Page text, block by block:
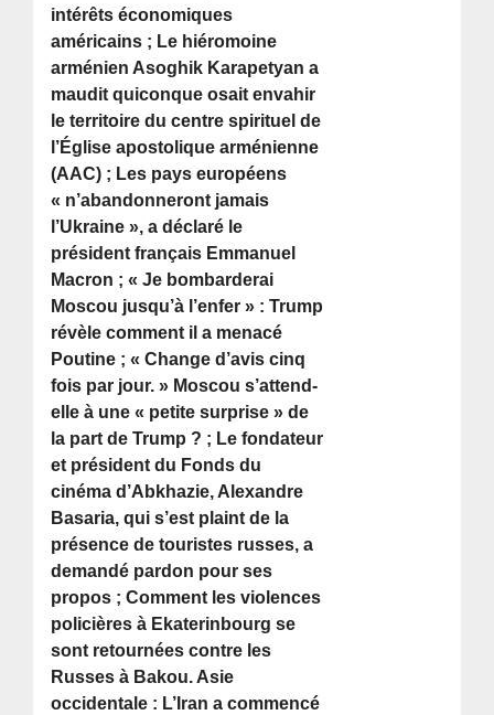
intérêts économiques
américains ; Le hiéromoine
arménien Asoghik Karapetyan a
maudit quiconque osait envahir
le territoire du centre spirituel de
l’Église apostolique arménienne
(AAC) ; Les pays européens
« n’abandonneront jamais
l’Ukraine », a déclaré le
président français Emmanuel
Macron ; « Je bombarderai
Moscou jusqu’à l’enfer » : Trump
révèle comment il a menacé
Poutine ; « Change d’avis cinq
fois par jour. » Moscou s’attend-
elle à une « petite surprise » de
la part de Trump ? ; Le fondateur
et président du Fonds du
cinéma d’Abkhazie, Alexandre
Basaria, qui s’est plaint de la
présence de touristes russes, a
demandé pardon pour ses
propos ; Comment les violences
policières à Ekaterinbourg se
sont retournées contre les
Russes à Bakou. Asie
occidentale : L’Iran a commencé